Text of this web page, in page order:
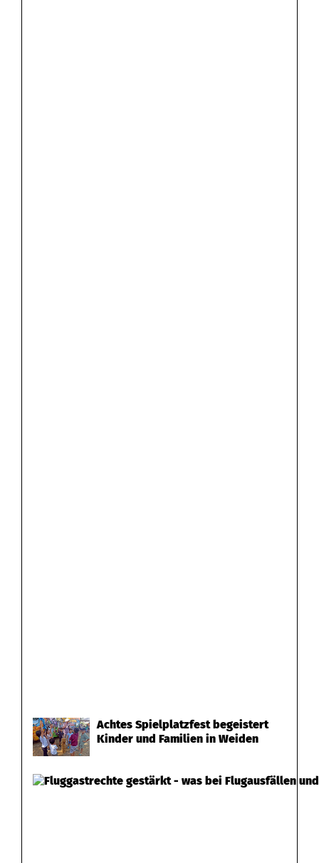
Achtes Spielplatzfest begeistert
Kinder und Familien in Weiden